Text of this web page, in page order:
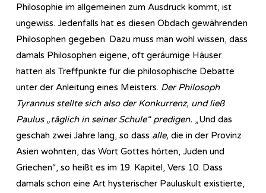
Philosophie im allgemeinen zum Ausdruck kommt, ist
ungewiss. Jedenfalls hat es diesen Obdach gewährenden
Philosophen gegeben. Dazu muss man wohl wissen, dass
damals Philosophen eigene, oft geräumige Häuser
hatten als Treffpunkte für die philosophische Debatte
unter der Anleitung eines Meisters. Der Philosoph
Tyrannus stellte sich also der Konkurrenz, und ließ
Paulus „täglich in seiner Schule“ predigen. „Und das
geschah zwei Jahre lang, so dass alle, die in der Provinz
Asien wohnten, das Wort Gottes hörten, Juden und
Griechen“, so heißt es im 19. Kapitel, Vers 10. Dass
damals schon eine Art hysterischer Pauluskult existierte,